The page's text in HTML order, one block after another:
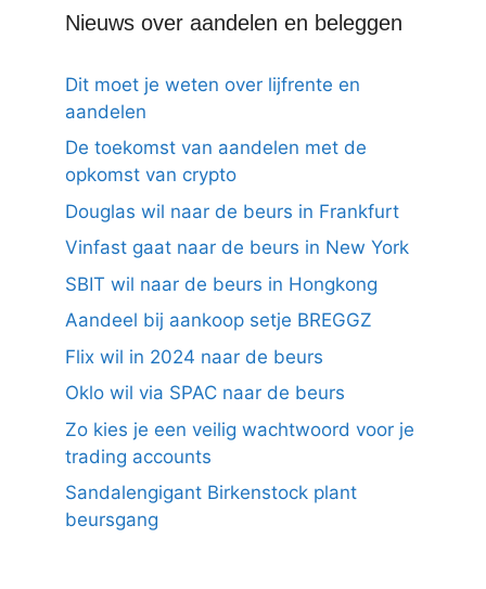
Nieuws over aandelen en beleggen
Dit moet je weten over lijfrente en
aandelen
De toekomst van aandelen met de
opkomst van crypto
Douglas wil naar de beurs in Frankfurt
Vinfast gaat naar de beurs in New York
SBIT wil naar de beurs in Hongkong
Aandeel bij aankoop setje BREGGZ
Flix wil in 2024 naar de beurs
Oklo wil via SPAC naar de beurs
Zo kies je een veilig wachtwoord voor je
trading accounts
Sandalengigant Birkenstock plant
beursgang